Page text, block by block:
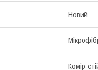
Новий
Комір-